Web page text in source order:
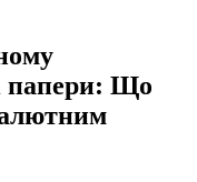
папери: Що